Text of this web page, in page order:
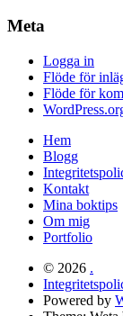
Meta
Logga in
Flöde för
Flöde för
Hem
Blogg
Kontakt
Mina boktips
Om mig
Portfolio
© 2026 .
Powered by